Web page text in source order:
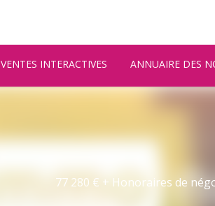
VENTES INTERACTIVES ANNUAIRE DES
77 280 € + Honoraires de